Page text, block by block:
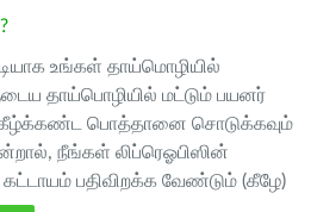
உங்கள் தாய்மொழியில்
தாய்பொழியில் மட்டும் பயனர்
பொத்தானை சொடுக்கவும்
நீங்கள் லிப்ரெஓபிஸின்
பதிவிறக்க வேண்டும் (கீழே)